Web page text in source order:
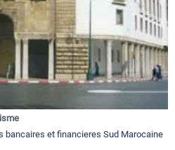
bancaires et financieres Sud Marocaine